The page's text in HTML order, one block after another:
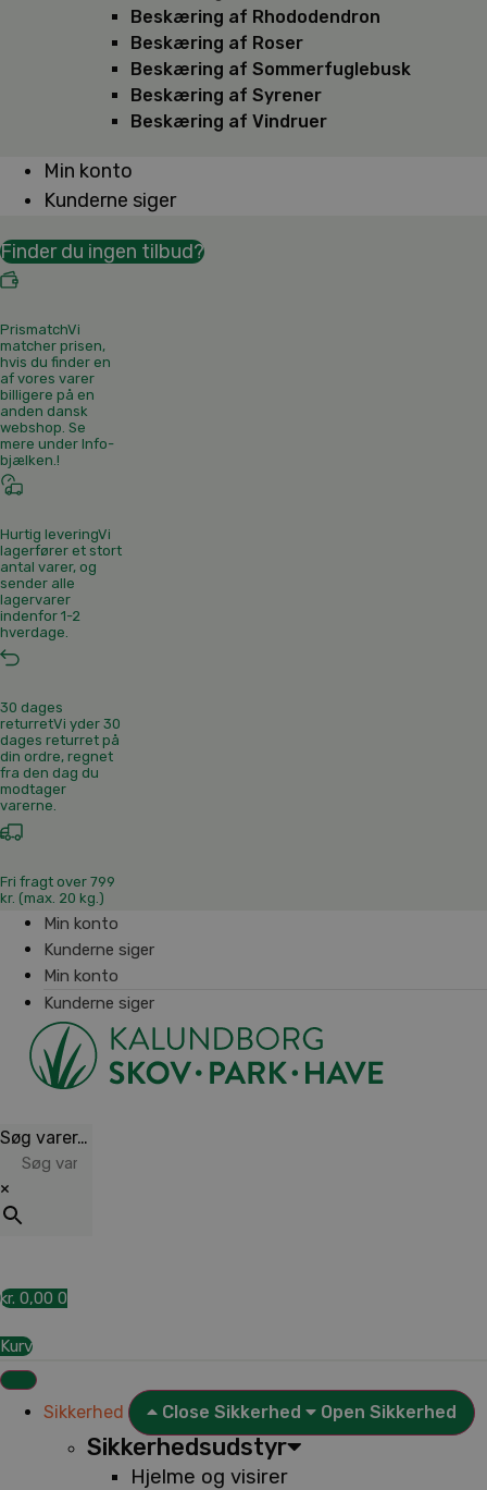
Beskæring af Rhododendron
Beskæring af Roser
Beskæring af Sommerfuglebusk
Beskæring af Syrener
Beskæring af Vindruer
Min konto
Kunderne siger
Finder du ingen tilbud?
PrismatchVi
matcher prisen,
hvis du finder en
af vores varer
billigere på en
anden dansk
webshop. Se
mere under Info-
bjælken.!
Hurtig leveringVi
lagerfører et stort
antal varer, og
sender alle
lagervarer
indenfor 1-2
hverdage.
30 dages
returretVi yder 30
dages returret på
din ordre, regnet
fra den dag du
modtager
varerne.
Fri fragt over 799
kr. (max. 20 kg.)
Min konto
Kunderne siger
Min konto
Kunderne siger
Søg varer…
×
kr. 0,00 0
Kurv
Sikkerhed Close Sikkerhed Open Sikkerhed
Sikkerhedsudstyr
Hjelme og visirer